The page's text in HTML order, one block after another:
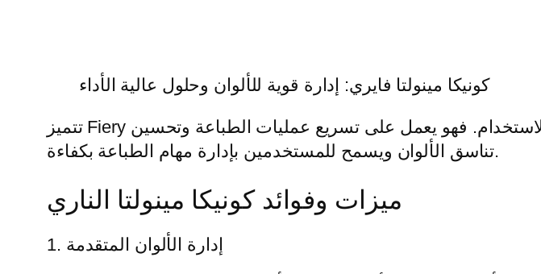
كونيكا مينولتا فايري: إدارة قوية للألوان وحلول عالية الأداء
تتميز Fiery بقوة المعالجة العالية وميزات إدارة الألوان المتقدمة والواجهة سهلة الاستخدام. فهو يعمل على تسريع عمليات الطباعة وتحسين
تناسق الألوان ويسمح للمستخدمين بإدارة مهام الطباعة بكفاءة.
ميزات وفوائد كونيكا مينولتا الناري
1. إدارة الألوان المتقدمة